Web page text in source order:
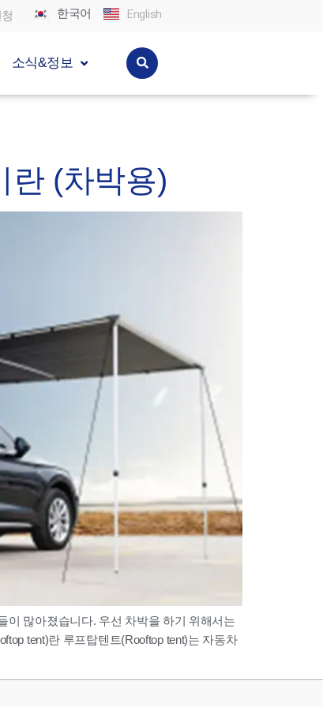
한국어 English
소식&정보
란 (차박용)
이 많아졌습니다. 우선 차박을 하기 위해서는
tent)란 루프탑텐트(Rooftop tent)는 자동차